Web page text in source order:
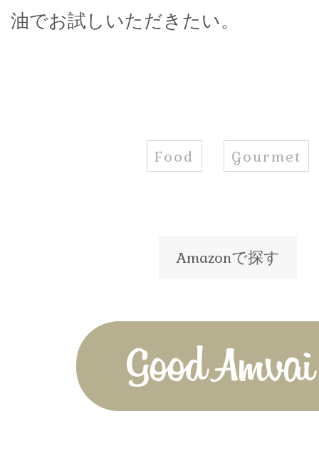
油でお試しいただきたい。
Food Gourmet
Amazonで探す